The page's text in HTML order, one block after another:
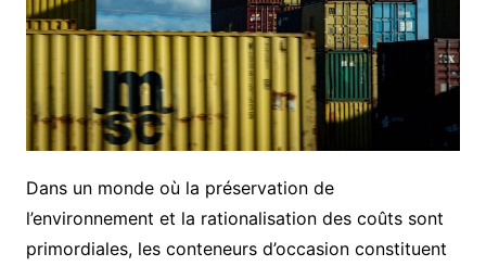
Dans un monde où la préservation de
l’environnement et la rationalisation des coûts sont
primordiales, les conteneurs d’occasion constituent